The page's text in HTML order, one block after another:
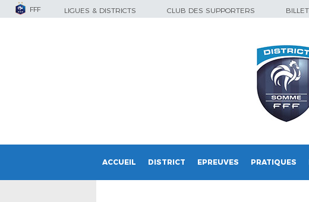
FFF LIGUES & DISTRICTS CLUB DES SUPPORTERS
ACCUEIL DISTRICT EPREUVES PRATIQUES